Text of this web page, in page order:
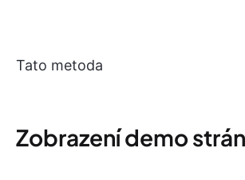
Tato metoda
Zobrazení demo